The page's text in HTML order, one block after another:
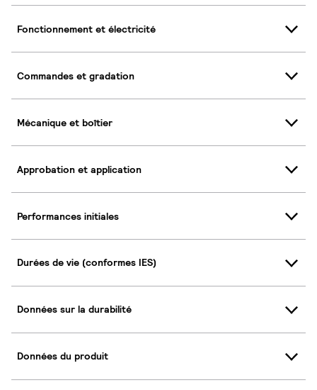
Fonctionnement et électricité
Commandes et gradation
Mécanique et boîtier
Approbation et application
Performances initiales
Durées de vie (conformes IES)
Données sur la durabilité
Données du produit